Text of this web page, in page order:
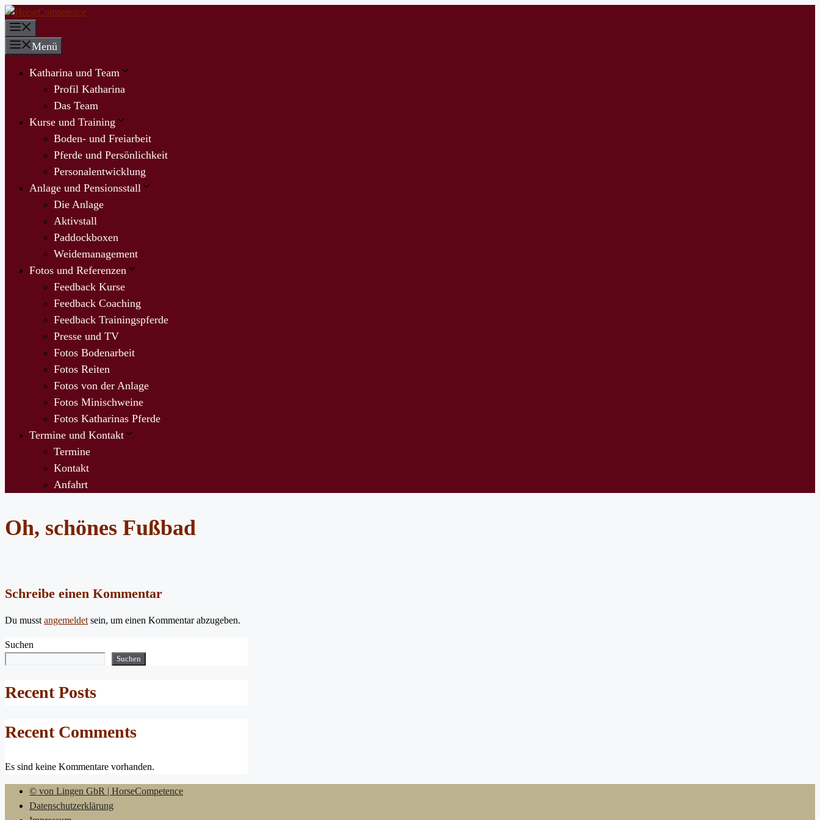
Zum
Inhalt
springenMenü
Katharina und Team
Profil Katharina
Das Team
Kurse und Training
Boden- und Freiarbeit
Pferde und Persönlichkeit
Personalentwicklung
Anlage und Pensionsstall
Die Anlage
Aktivstall
Paddockboxen
Weidemanagement
Fotos und Referenzen
Feedback Kurse
Feedback Coaching
Feedback Trainingspferde
Presse und TV
Fotos Bodenarbeit
Fotos Reiten
Fotos von der Anlage
Fotos Minischweine
Fotos Katharinas Pferde
Termine und Kontakt
Termine
Kontakt
Anfahrt
Oh, schönes Fußbad
Schreibe einen Kommentar
Du musst angemeldet sein, um einen Kommentar abzugeben.
Suchen
Suchen
Recent Posts
Recent Comments
Es sind keine Kommentare vorhanden.
© von Lingen GbR | HorseCompetence
Datenschutzerklärung